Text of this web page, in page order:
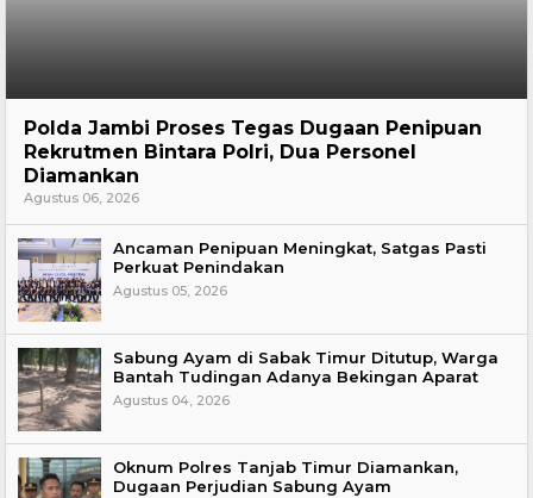
Polda Jambi Proses Tegas Dugaan Penipuan
Rekrutmen Bintara Polri, Dua Personel
Diamankan
Agustus 06, 2026
Ancaman Penipuan Meningkat, Satgas Pasti
Perkuat Penindakan
Agustus 05, 2026
Sabung Ayam di Sabak Timur Ditutup, Warga
Bantah Tudingan Adanya Bekingan Aparat
Agustus 04, 2026
Oknum Polres Tanjab Timur Diamankan,
Dugaan Perjudian Sabung Ayam